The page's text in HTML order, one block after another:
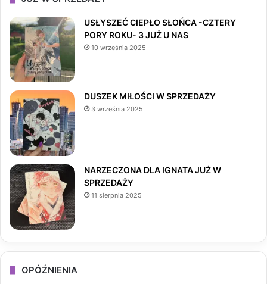
e
b
k
a
T
o
USŁYSZEĆ CIEPŁO SŁOŃCA -CZTERY
PORY ROKU- 3 JUŻ U NAS
10 września 2025
DUSZEK MIŁOŚCI W SPRZEDAŻY
3 września 2025
NARZECZONA DLA IGNATA JUŻ W
SPRZEDAŻY
11 sierpnia 2025
OPÓŹNIENIA